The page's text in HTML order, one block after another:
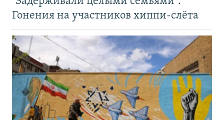
Гонения на участников хиппи-слёта